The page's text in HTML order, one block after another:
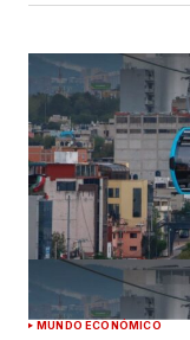
MUNDO ECONÓMICO